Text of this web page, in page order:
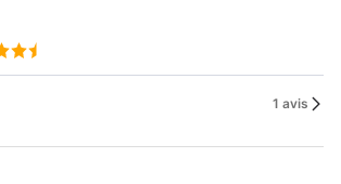
1 avis